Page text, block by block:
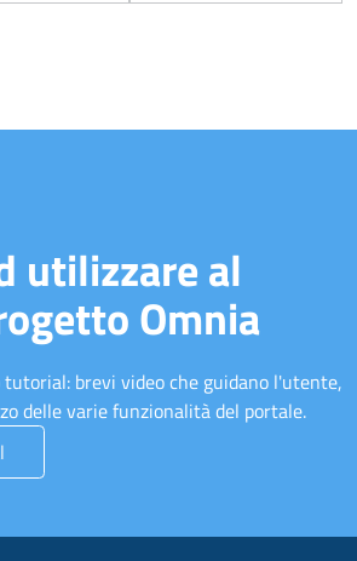
utilizzare al
Omnia
brevi video che guidano l'utente,
delle varie funzionalità del portale.